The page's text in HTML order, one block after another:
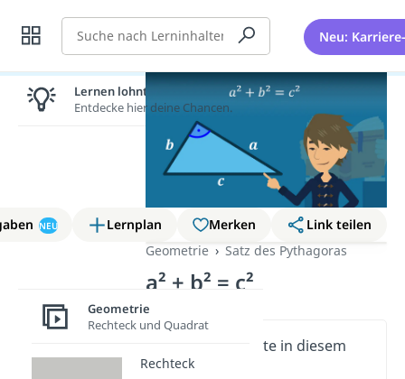
Suche Neu:
NEU Lernplan Merken
Link teilen
Geometrie
Satz des Pythagoras
a² + b² = c²
Wichtige Inhalte in diesem
Video
Lernen lohnt sich!
Entdecke hier deine Chancen.
Geometrie
Rechteck und Quadrat
Rechteck